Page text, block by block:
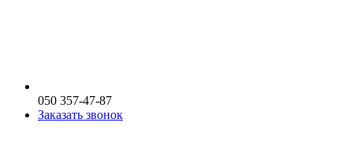
050 357-47-87
Заказать звонок